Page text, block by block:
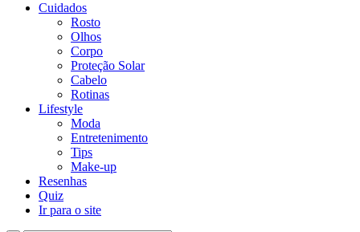
Cuidados
Rosto
Olhos
Corpo
Proteção Solar
Cabelo
Rotinas
Lifestyle
Moda
Entretenimento
Tips
Make-up
Resenhas
Quiz
Ir para o site